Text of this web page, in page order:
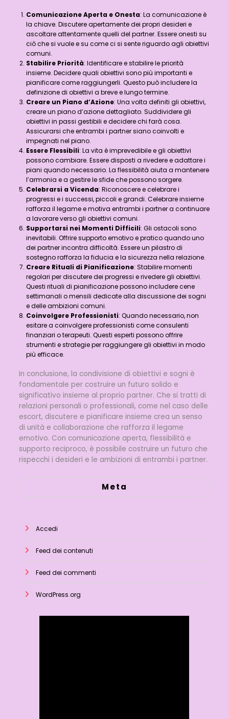
Comunicazione Aperta e Onesta: La comunicazione è
la chiave. Discutere apertamente dei propri desideri e
ascoltare attentamente quelli del partner. Essere onesti su
ciò che si vuole e su come ci si sente riguardo agli obiettivi
comuni.
Stabilire Priorità: Identificare e stabilire le priorità
insieme. Decidere quali obiettivi sono più importanti e
pianificare come raggiungerli. Questo può includere la
definizione di obiettivi a breve e lungo termine.
Creare un Piano d’Azione: Una volta definiti gli obiettivi,
creare un piano d’azione dettagliato. Suddividere gli
obiettivi in passi gestibili e decidere chi farà cosa.
Assicurarsi che entrambi i partner siano coinvolti e
impegnati nel piano.
Essere Flessibili: La vita è imprevedibile e gli obiettivi
possono cambiare. Essere disposti a rivedere e adattare i
piani quando necessario. La flessibilità aiuta a mantenere
l’armonia e a gestire le sfide che possono sorgere.
Celebrarsi a Vicenda: Riconoscere e celebrare i
progressi e i successi, piccoli e grandi. Celebrare insieme
rafforza il legame e motiva entrambi i partner a continuare
a lavorare verso gli obiettivi comuni.
Supportarsi nei Momenti Difficili: Gli ostacoli sono
inevitabili. Offrire supporto emotivo e pratico quando uno
dei partner incontra difficoltà. Essere un pilastro di
sostegno rafforza la fiducia e la sicurezza nella relazione.
Creare Rituali di Pianificazione: Stabilire momenti
regolari per discutere dei progressi e rivedere gli obiettivi.
Questi rituali di pianificazione possono includere cene
settimanali o mensili dedicate alla discussione dei sogni
e delle ambizioni comuni.
Coinvolgere Professionisti: Quando necessario, non
esitare a coinvolgere professionisti come consulenti
finanziari o terapeuti. Questi esperti possono offrire
strumenti e strategie per raggiungere gli obiettivi in modo
più efficace.
In conclusione, la condivisione di obiettivi e sogni è
fondamentale per costruire un futuro solido e
significativo insieme al proprio partner. Che si tratti di
relazioni personali o professionali, come nel caso delle
escort, discutere e pianificare insieme crea un senso
di unità e collaborazione che rafforza il legame
emotivo. Con comunicazione aperta, flessibilità e
supporto reciproco, è possibile costruire un futuro che
rispecchi i desideri e le ambizioni di entrambi i partner.
Meta
Accedi
Feed dei contenuti
Feed dei commenti
WordPress.org